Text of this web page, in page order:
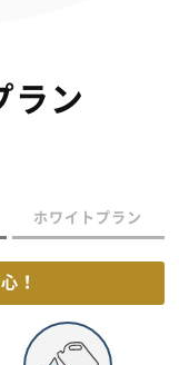
ラン
ホワイトプラン
！